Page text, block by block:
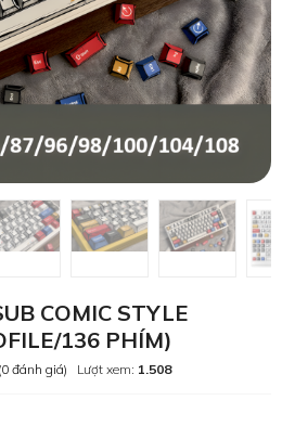
COMIC STYLE
136 PHÍM)
(0 đánh giá) Lượt xem: 1.508